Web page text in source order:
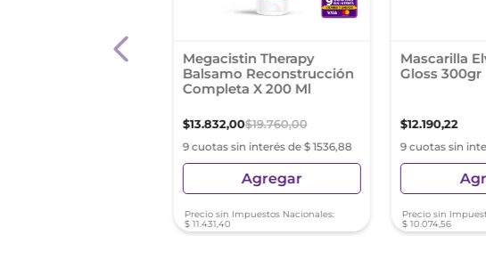
Megacistin Therapy
Balsamo Reconstrucción
Completa X 200 Ml
$13.832,00$19.760,00
9 cuotas sin interés de $ 1536,88
Agregar
Precio sin Impuestos Nacionales:
$ 11.431,40
Mascarilla
Gloss 300gr
$12.190,22
9 cuotas sin
Precio sin
$ 10.074,56